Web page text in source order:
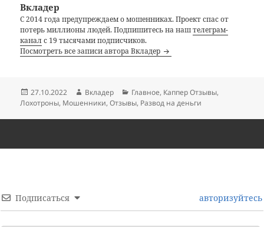
Вкладер
С 2014 года предупреждаем о мошенниках. Проект спас от
потерь миллионы людей. Подпишитесь на наштелеграм-
каналс 19 тысячами подписчиков.
Посмотреть все записи автора Вкладер
Опубликовано
27.10.2022 Автор
Вкладер Рубрики
Главное, Каппер Отзывы,
Лохотроны, Мошенники,Отзывы, Развод на деньги
Подписаться авторизуйтесь